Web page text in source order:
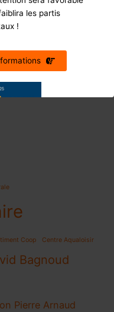
les partis
!
Coop Centre Aqualoisir
Bagnoud
Pierre Arnaud